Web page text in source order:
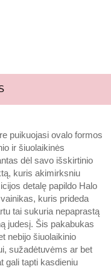
puikuojasi ovalo formos
ir šiuolaikinės
dėl savo išskirtinio
kuris akimirksniu
detalę papildo Halo
kuris prideda
tai sukuria nepaprastą
judesį. Šis pakabukas
nebijo šiuolaikinio
sužadėtuvėms ar bet
gali tapti kasdieniu